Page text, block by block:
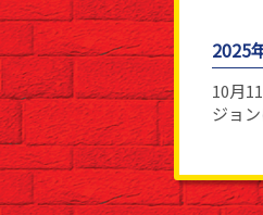
2025
10月
ジョ